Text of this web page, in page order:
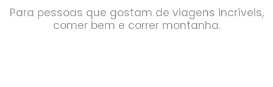
Para pessoas que gostam de viagens incríveis,
comer bem e correr montanha.